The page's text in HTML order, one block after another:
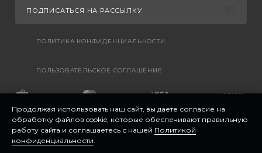
ПОДПИСАТЬСЯ НА РАССЫЛКУ
ПОЛИТИКА КОНФИДЕНЦИАЛЬНОСТИ
ПОЛЬЗОВАТЕЛЬСКОЕ СОГЛАШЕНИЕ
Продолжая использовать наш сайт, вы даете согласие на
обработку файлов cookie, которые обеспечивают правильную
работу сайта и соглашаетесь с нашей Политикой
конфиденциальности.